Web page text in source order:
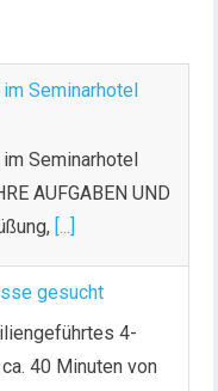
Seminarhotel
Seminarhotel
AUFGABEN UND
[...]
gesucht
4-
40 Minuten von